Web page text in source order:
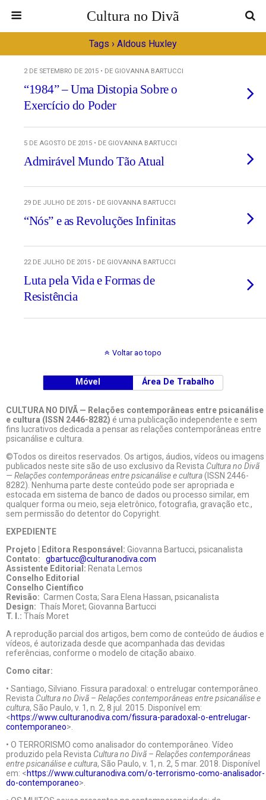
Cultura no Divã
Tags › Aldous Huxley
2 DE SETEMBRO DE 2015 • DE GIOVANNA BARTUCCI
“1984” – Uma Distopia Sobre o
Exercício do Poder
5 DE AGOSTO DE 2015 • DE GIOVANNA BARTUCCI
Admirável Mundo Tão Atual
29 DE JULHO DE 2015 • DE GIOVANNA BARTUCCI
“Nós” e as Revoluções Infinitas
22 DE JULHO DE 2015 • DE GIOVANNA BARTUCCI
Luta pela Vida e Formas de
Resistência
Voltar ao topo
Móvel Área De Trabalho
CULTURA NO DIVÃ — Relações contemporâneas entre psicanálise
e cultura (ISSN 2446-8282) é uma publicação independente e sem
fins lucrativos dedicada a pensar as relações contemporâneas entre
psicanálise e cultura.
©Todos os direitos reservados. Os artigos, áudios, vídeos ou imagens
publicados neste site são de uso exclusivo da Revista Cultura no Divã
— Relações contemporâneas entre psicanálise e cultura(ISSN 2446-
8282). Nenhuma parte deste conteúdo pode ser apropriada e
estocada em sistema de banco de dados ou processo similar, em
qualquer forma ou meio, seja eletrônico, fotografia, gravação etc.,
sem permissão do detentor do Copyright.
EXPEDIENTE
Projeto | Editora Responsável: Giovanna Bartucci, psicanalista
Contato: gbartucc@culturanodiva.com
Assistente Editorial: Renata Lemos
Conselho Editorial
Conselho Científico
Revisão: Carmen Costa; Sara Elena Hassan, psicanalista
Design: Thaís Moret; Giovanna Bartucci
T. I.: Thaís Moret
A reprodução parcial dos artigos, bem como de conteúdo de áudios e
vídeos, é autorizada desde que acompanhada das devidas
referências, conforme o modelo de citação abaixo.
Como citar:
• Santiago, Silviano. Fissura paradoxal: o entrelugar contemporâneo.
Revista Cultura no Divã – Relações contemporâneas entre psicanálise e
cultura, São Paulo, v. 1, n. 2, 8 jul. 2015. Disponível em:
<https://www.culturanodiva.com/fissura-paradoxal-o-entrelugar-
contemporaneo>.
• O TERRORISMO como analisador do contemporâneo. Vídeo
produzido pela Revista Cultura no Divã – Relações contemporâneas
entre psicanálise e cultura, São Paulo, v. 1, n. 2, 5 mar. 2018. Disponível
em: <https://www.culturanodiva.com/o-terrorismo-como-analisador-
do-contemporaneo>.